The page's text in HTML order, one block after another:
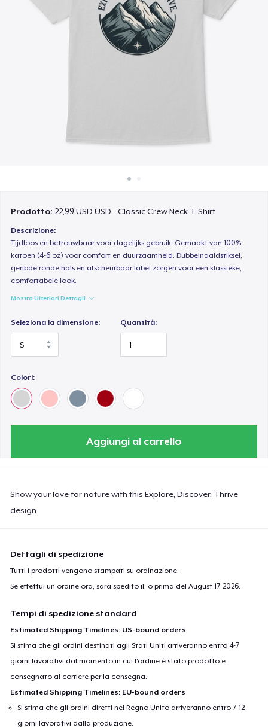
Vendi ovunque
Vendi qualsiasi cosa
Prodotto: 22,99 USD USD - Classic Crew Neck T-Shirt
Descrizione:
Tijdloos en betrouwbaar voor dagelijks gebruik. Gemaakt van 100%
katoen (4-6 oz) voor comfort en duurzaamheid. Dubbelnaaldstiksel,
geribde ronde hals en afscheurbaar label zorgen voor een klassieke,
comfortabele look.
Mostra Ulteriori Dettagli
Seleziona la dimensione: Quantità:
Colori:
Aggiungi al carrello
Show your love for nature with this Explore, Discover, Thrive
design.
Dettagli di spedizione
Tutti i prodotti vengono stampati su ordinazione.
Se effettui un ordine ora, sarà spedito il, o prima delAugust 17, 2026
Tempi di spedizione standard
Estimated Shipping Timelines: US-bound orders
Si stima che gli ordini destinati agli Stati Uniti arriveranno entro 4-7
giorni lavorativi dal momento in cui l'ordine è stato prodotto e
consegnato al corriere per la consegna.
Estimated Shipping Timelines: EU-bound orders
Si stima che gli ordini diretti nel Regno Unito arriveranno entro 7-12
giorni lavorativi dalla produzione.